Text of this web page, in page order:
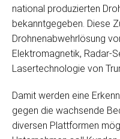
national produzierten
bekanntgegeben. Diese
Drohnenabwehrlösung
Elektromagnetik, Radar-
Lasertechnologie von
Damit werden eine
gegen die wachsende
diversen Plattformen